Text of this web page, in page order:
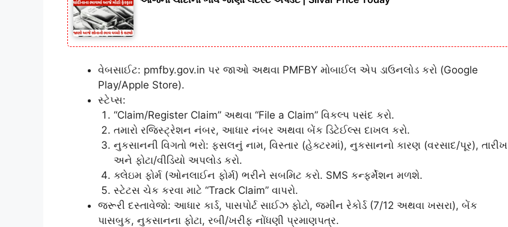
વેબસાઈટ: pmfby.gov.in પર જાઓ અથવા PMFBY મોબાઈલ એપ ડાઉનલોડ કરો (Google
Play/Apple Store).
સ્ટેપ્સ:
“Claim/Register Claim” અથવા “File a Claim” વિકલ્પ પસંદ કરો.
તમારો રજિસ્ટ્રેશન નંબર, આધાર નંબર અથવા બેંક ડિટેઈલ્સ દાખલ કરો.
નુકસાનની વિગતો ભરો: ફસલનું નામ, વિસ્તાર (હેક્ટરમાં), નુકસાનનો કારણ (વરસાદ/પૂર), તારીખ
અને ફોટા/વીડિયો અપલોડ કરો.
ક્લેઇમ ફોર્મ (ઓનલાઈન ફોર્મ) ભરીને સબમિટ કરો. SMS કન્ફર્મેશન મળશે.
સ્ટેટસ ચેક કરવા માટે “Track Claim” વાપરો.
જરૂરી દસ્તાવેજો: આધાર કાર્ડ, પાસપોર્ટ સાઈઝ ફોટો, જમીન રેકોર્ડ (7/12 અથવા ખસરા), બેંક
પાસબુક, નુકસાનના ફોટા, રબી/ખરીફ નોંધણી પ્રમાણપત્ર.